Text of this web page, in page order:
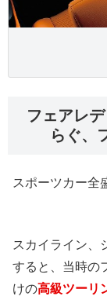
フェアレ
らぐ、
スポーツカー全
スカイライン、
すると、当時の
けの高級ツーリ